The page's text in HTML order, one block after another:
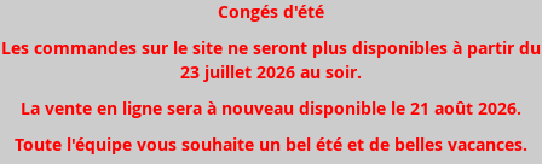
Congés d'été
Les commandes sur le site ne seront plus disponibles à partir du
23 juillet 2026 au soir.
La vente en ligne sera à nouveau disponible le 21 août 2026.
Toute l'équipe vous souhaite un bel été et de belles vacances.